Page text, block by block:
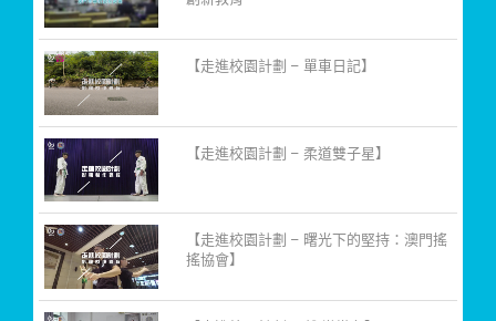
【走進校園計劃 – 單車日記】
【走進校園計劃 – 柔道雙子星】
【走進校園計劃 – 曙光下的堅持：澳門搖
搖協會】